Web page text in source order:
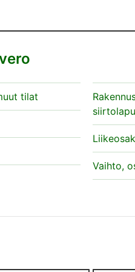
tilat
Vaihto,